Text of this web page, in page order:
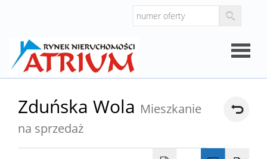
Zduńska Wola Mieszkanie
na sprzedaż